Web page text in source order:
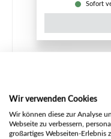
Sofort
Wir verwenden Cookies
Wir können diese zur Analyse
Webseite zu verbessern,
großartiges Webseiten-Erlebnis